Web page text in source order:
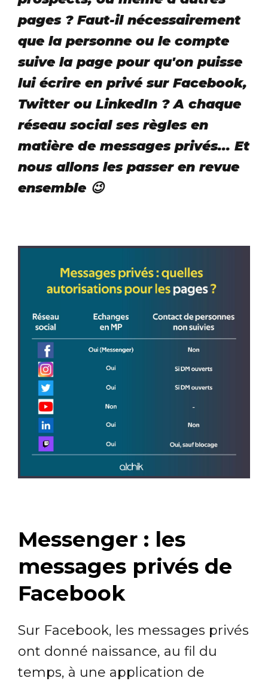
pages ? Faut-il nécessairement
que la personne ou le compte
suive la page pour qu'on puisse
lui écrire en privé sur Facebook,
Twitter ou LinkedIn ? A chaque
réseau social ses règles en
matière de messages privés... Et
nous allons les passer en revue
ensemble 😉
Messenger : les
messages privés de
Facebook
Sur Facebook, les messages privés
ont donné naissance, au fil du
temps, à une application de